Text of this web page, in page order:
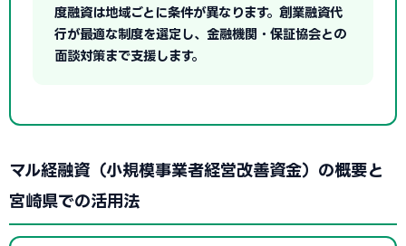
度融資は地域ごとに条件が異なります。創業融資代
行が最適な制度を選定し、金融機関・保証協会との
面談対策まで支援します。
マル経融資（小規模事業者経営改善資金）の概要と
宮崎県での活用法